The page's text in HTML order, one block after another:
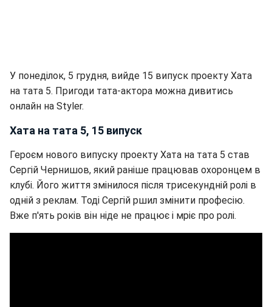
У понеділок, 5 грудня, вийде 15 випуск проекту Хата
на тата 5. Пригоди тата-актора можна дивитись
онлайн на Styler.
Хата на тата 5, 15 випуск
Героєм нового випуску проекту Хата на тата 5 став
Сергій Чернишов, який раніше працював охоронцем в
клубі. Його життя змінилося після трисекундній ролі в
одній з реклам. Тоді Сергій ршил змінити професію.
Вже п'ять років він ніде не працює і мріє про ролі.